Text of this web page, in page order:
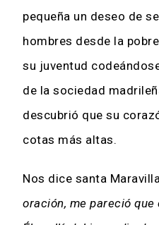
pequeña un deseo de
hombres desde la
su juventud
de la sociedad
descubrió que su
cotas más altas.
Nos dice santa
oración, me pareció